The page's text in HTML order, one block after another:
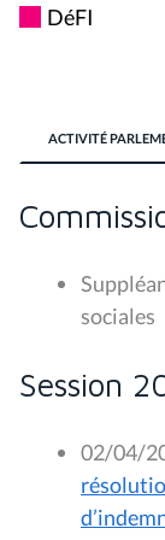
DéFI
ACTIVITÉ
sociales
Session
02/04/